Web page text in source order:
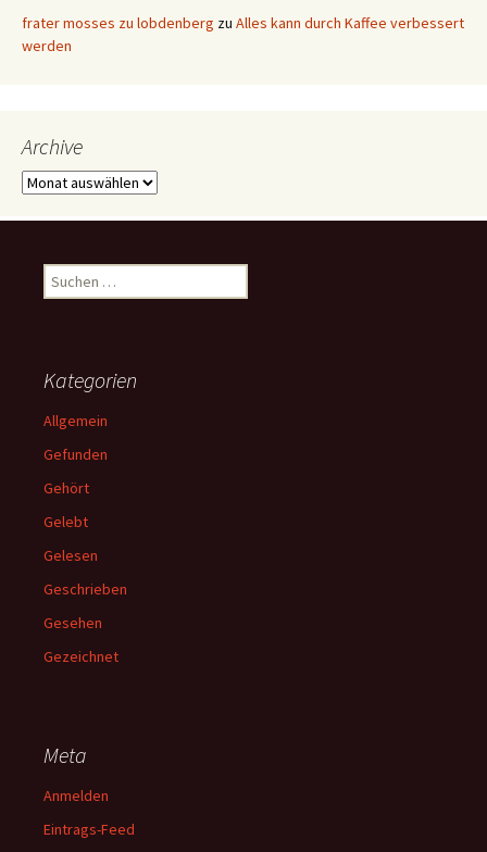
frater mosses zu lobdenberg zu Alles kann durch Kaffee verbessert
werden
Archive
Archive
Suchen
nach:
Kategorien
Allgemein
Gefunden
Gehört
Gelebt
Gelesen
Geschrieben
Gesehen
Gezeichnet
Meta
Anmelden
Eintrags-Feed